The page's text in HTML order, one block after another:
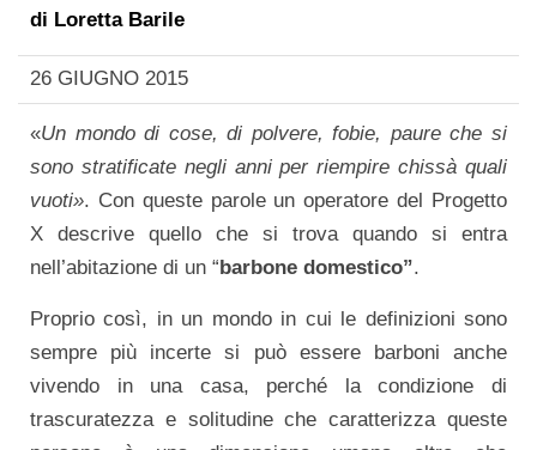
di Loretta Barile
26 GIUGNO 2015
«Un mondo di cose, di polvere, fobie, paure che si
sono stratificate negli anni per riempire chissà quali
vuoti». Con queste parole un operatore del Progetto
X descrive quello che si trova quando si entra
nell’abitazione di un “barbone domestico”.
Proprio così, in un mondo in cui le definizioni sono
sempre più incerte si può essere barboni anche
vivendo in una casa, perché la condizione di
trascuratezza e solitudine che caratterizza queste